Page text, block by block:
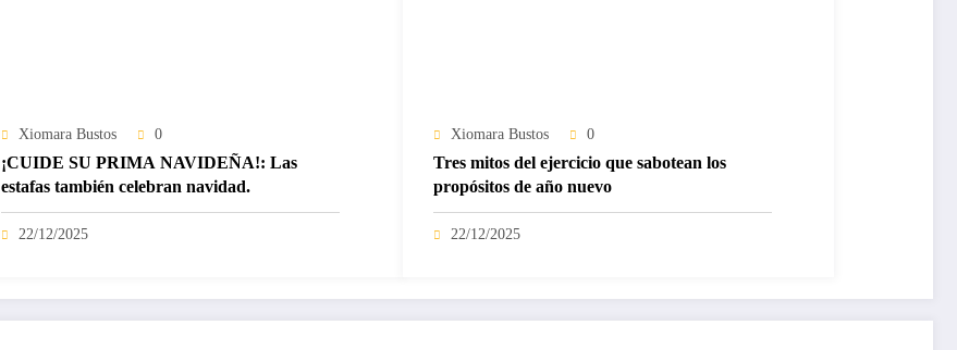
Xiomara Bustos 0
¡CUIDE SU PRIMA NAVIDEÑA!: Las
estafas también celebran navidad.
22/12/2025
Xiomara Bustos 0
Tres mitos del ejercicio que sabotean los
propósitos de año nuevo
22/12/2025